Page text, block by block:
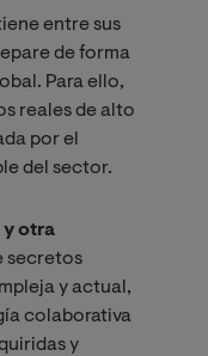
entre sus
de forma
Para ello,
reales de alto
por el
del sector.
y otra
secretos
y actual,
colaborativa
y